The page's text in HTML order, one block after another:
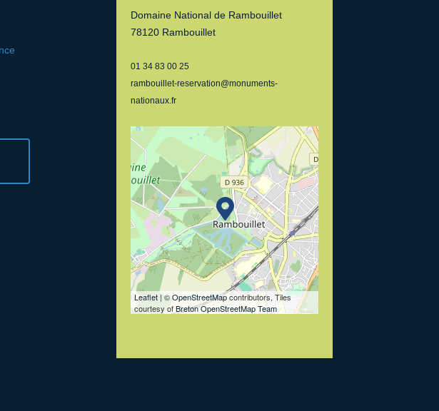
Domaine National de Rambouillet
78120 Rambouillet
01 34 83 00 25
rambouillet-reservation@monuments-
nationaux.fr
Leaflet| ©OpenStreetMapcontributors, Tiles
courtesy ofBreton OpenStreetMap Team